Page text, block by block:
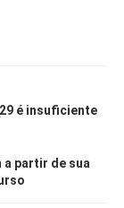
é insuficiente
a partir de sua